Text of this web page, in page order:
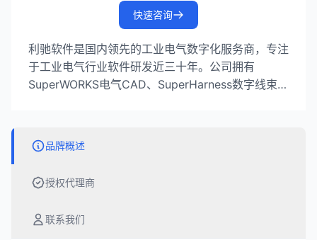
快速咨询
利驰软件是国内领先的工业电气数字化服务商，专注
于工业电气行业软件研发近三十年。公司拥有
SuperWORKS电气CAD、SuperHarness数字线束、
要企业。
品牌概述
授权代理商
联系我们